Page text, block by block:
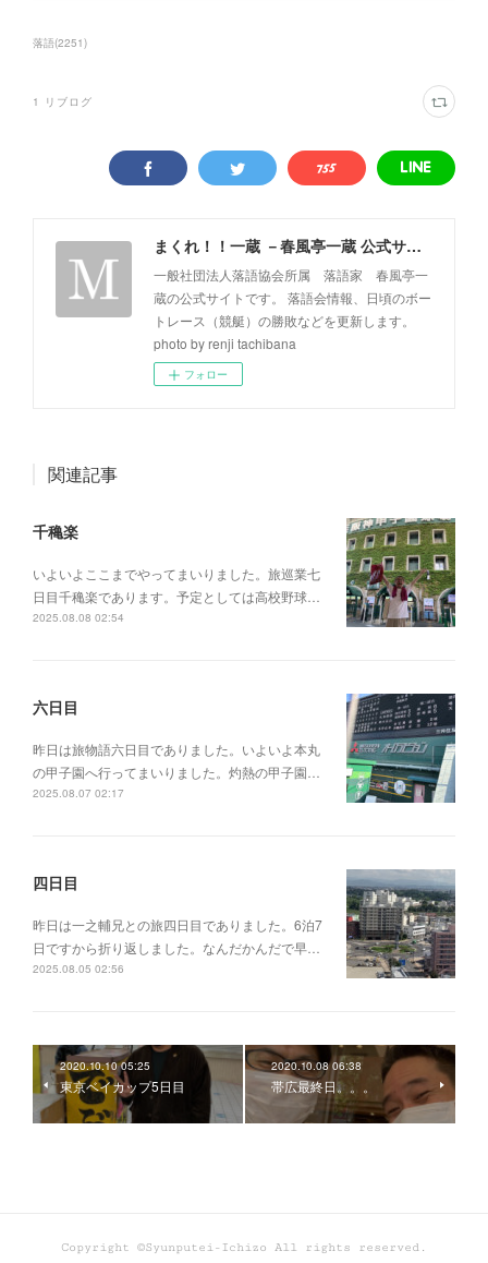
落語(2251)
1 リブログ
まくれ！！一蔵 －春風亭一蔵 公式サイト－
一般社団法人落語協会所属 落語家 春風亭一
蔵の公式サイトです。 落語会情報、日頃のボー
トレース（競艇）の勝敗などを更新します。
photo by renji tachibana
フォロー
関連記事
千穐楽
いよいよここまでやってまいりました。旅巡業七
日目千穐楽であります。予定としては高校野球…
2025.08.08 02:54
六日目
昨日は旅物語六日目でありました。いよいよ本丸
の甲子園へ行ってまいりました。灼熱の甲子園…
2025.08.07 02:17
四日目
昨日は一之輔兄との旅四日目でありました。6泊7
日ですから折り返しました。なんだかんだで早…
2025.08.05 02:56
2020.10.10 05:25
東京ベイカップ5日目
2020.10.08 06:38
帯広最終日。。。
Copyright ©Syunputei-Ichizo All rights reserved.